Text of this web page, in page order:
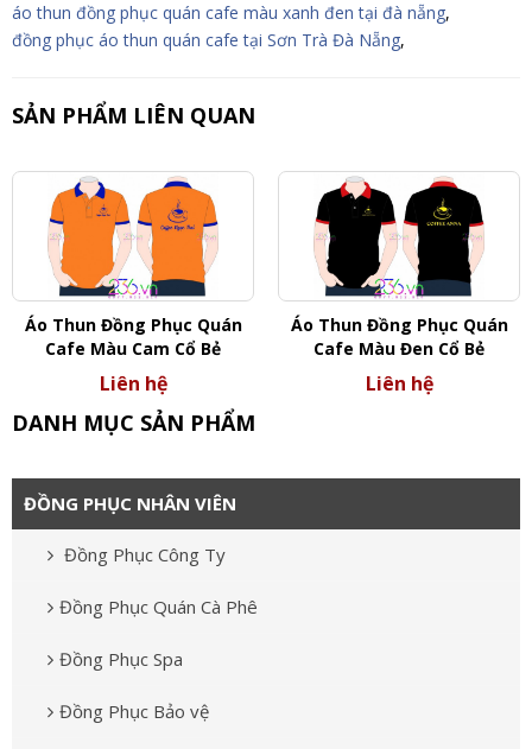
áo thun đồng phục quán cafe màu xanh đen tại đà nẵng,
đồng phục áo thun quán cafe tại Sơn Trà Đà Nẵng,
SẢN PHẨM LIÊN QUAN
Áo Thun Đồng Phục Quán
Cafe Màu Cam Cổ Bẻ
Liên hệ
Áo Thun Đồng Phục Quán
Cafe Màu Đen Cổ Bẻ
Liên hệ
DANH MỤC SẢN PHẨM
ĐỒNG PHỤC NHÂN VIÊN
Đồng Phục Công Ty
Đồng Phục Quán Cà Phê
Đồng Phục Spa
Đồng Phục Bảo vệ